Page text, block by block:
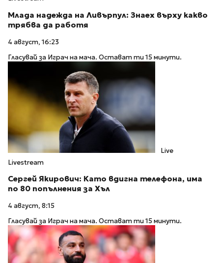
Млада надежда на Ливърпул: Знаех върху какво
трябва да работя
4 август, 16:23
Гласувай за Играч на мача. Остават ти 15 минути.
Live
Livestream
Сергей Якирович: Като вдигна телефона, има
по 80 попълнения за Хъл
4 август, 8:15
Гласувай за Играч на мача. Остават ти 15 минути.